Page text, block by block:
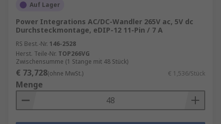
Auf Lager
Power Integrations AC/DC-Wandler 265V ac, 5V dc
Durchsteckmontage, eDIP-12 11-Pin / 7 A
RS Best.-Nr. 146-2528
Herst. Teile-Nr. TOP266VG
Zwischensumme (1 Stange mit 48 Stück)
€ 73,728(ohne MwSt.) € 1,536/Stück
Menge